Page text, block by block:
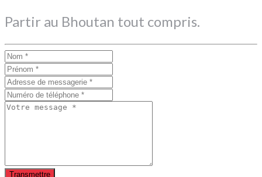
Partir au Bhoutan tout compris.